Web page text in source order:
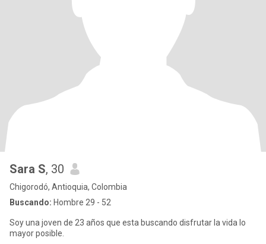
Sara S, 30
Chigorodó, Antioquia, Colombia
Buscando: Hombre 29 - 52
Soy una joven de 23 años que esta buscando disfrutar la vida lo
mayor posible.